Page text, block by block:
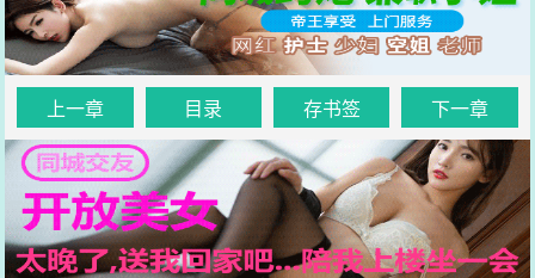
上一章 目录 存书签 下一章